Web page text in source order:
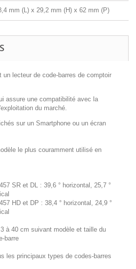
mm (L) x 29,2 mm (H) x 62 mm (P)
un lecteur de code-barres de comptoir
assure une compatibilité avec la
du marché.
sur un Smartphone ou un écran
le plus couramment utilisé en
SR et DL : 39,6 ° horizontal, 25,7 °
HD et DP : 38,4 ° horizontal, 24,9 °
3 à 40 cm suivant modèle et taille du
barre
les principaux types de codes-barres